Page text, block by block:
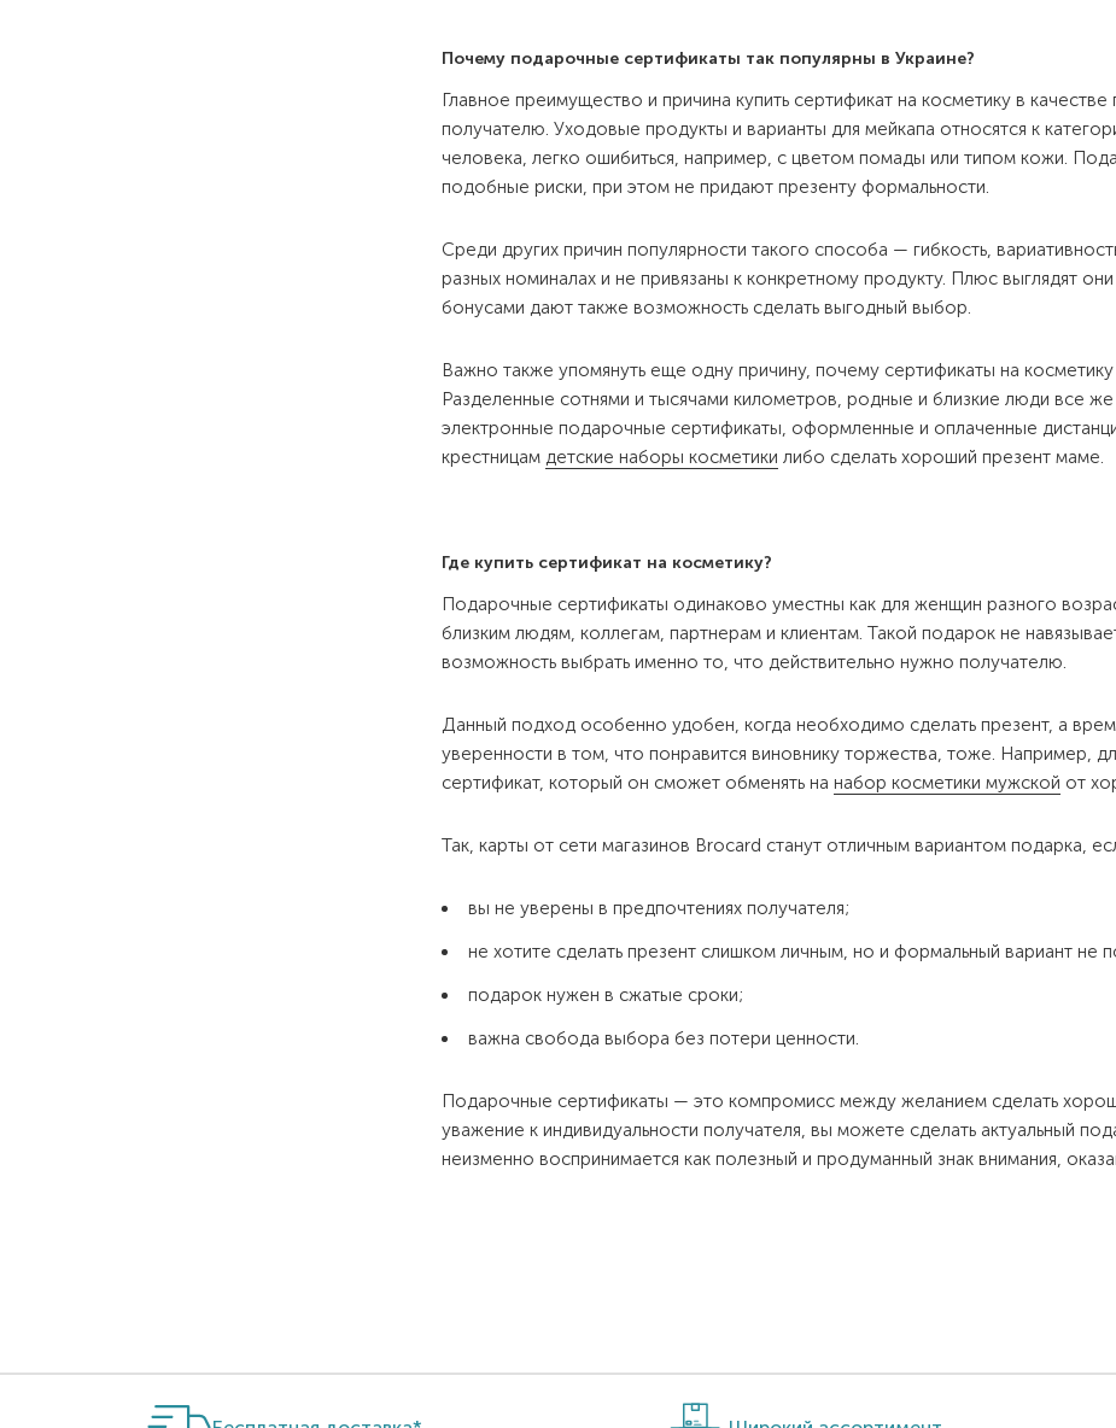
Почему подарочные сертификаты так популярны в Украине?
Главное преимущество и причина купить сертификат на косметику в
получателю. Уходовые продукты и варианты для мейкапа относятся к
человека, легко ошибиться, например, с цветом помады или типом кожи.
подобные риски, при этом не придают презенту формальности.
Среди других причин популярности такого способа — гибкость,
разных номиналах и не привязаны к конкретному продукту. Плюс выглядят
бонусами дают также возможность сделать выгодный выбор.
Важно также упомянуть еще одну причину, почему сертификаты на
Разделенные сотнями и тысячами километров, родные и близкие люди все
электронные подарочные сертификаты, оформленные и оплаченные
крестницам детские наборы косметики либо сделать хороший презент маме.
Где купить сертификат на косметику?
Подарочные сертификаты одинаково уместны как для женщин разного
близким людям, коллегам, партнерам и клиентам. Такой подарок не
возможность выбрать именно то, что действительно нужно получателю.
Данный подход особенно удобен, когда необходимо сделать презент, а
уверенности в том, что понравится виновнику торжества, тоже. Например,
сертификат, который он сможет обменять на набор косметики мужской от
Так, карты от сети магазинов Brocard станут отличным вариантом подарка,
вы не уверены в предпочтениях получателя;
не хотите сделать презент слишком личным, но и формальный вариант не
подарок нужен в сжатые сроки;
важна свобода выбора без потери ценности.
Подарочные сертификаты — это компромисс между желанием сделать
уважение к индивидуальности получателя, вы можете сделать актуальный
неизменно воспринимается как полезный и продуманный знак внимания,